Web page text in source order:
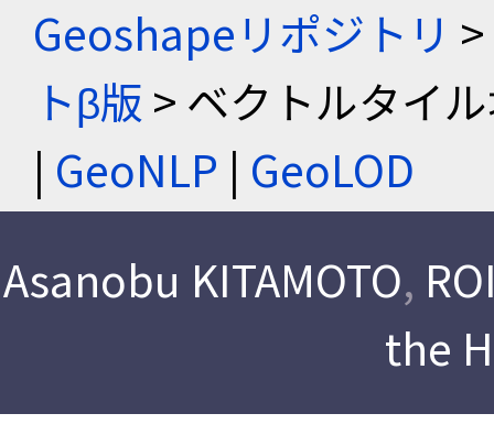
Geoshapeリポジトリ >
トβ版 > ベクトルタイ
| GeoNLP | GeoLOD
Asanobu KITAMOTO,
the